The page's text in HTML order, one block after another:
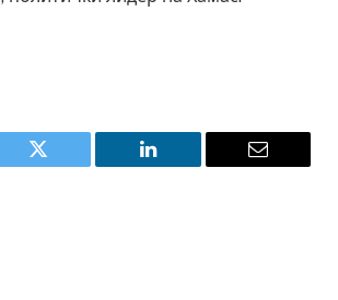
Twitter LinkedIn Email